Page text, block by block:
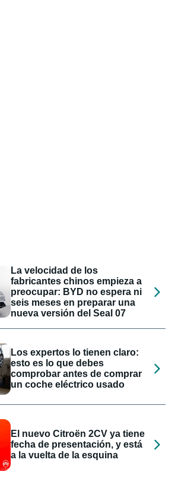
La velocidad de los
fabricantes chinos empieza a
preocupar: BYD no espera ni
seis meses en preparar una
nueva versión del Seal 07
Los expertos lo tienen claro:
esto es lo que debes
comprobar antes de comprar
un coche eléctrico usado
El nuevo Citroën 2CV ya tiene
fecha de presentación, y está
a la vuelta de la esquina